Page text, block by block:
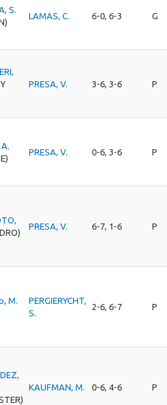
S.
LAMAS, C. 6-0, 6-3 G
PRESA, V. 3-6, 3-6 P
PRESA, V. 0-6, 3-6 P
PRESA, V. 6-7, 1-6 P
M.
PERGIERYCHT,
S.
2-6, 6-7 P
KAUFMAN, M. 0-6, 4-6 P